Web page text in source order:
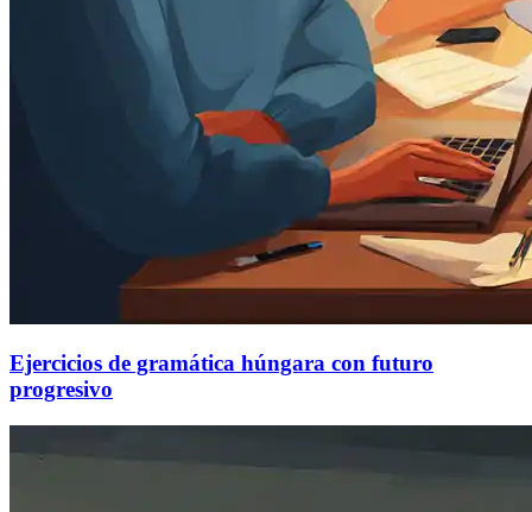
Ejercicios de gramática húngara con futuro
progresivo